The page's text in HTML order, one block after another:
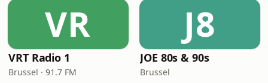
VR
VRT Radio 1
Brussel · 91.7 FM
J8
JOE 80s & 90s
Brussel